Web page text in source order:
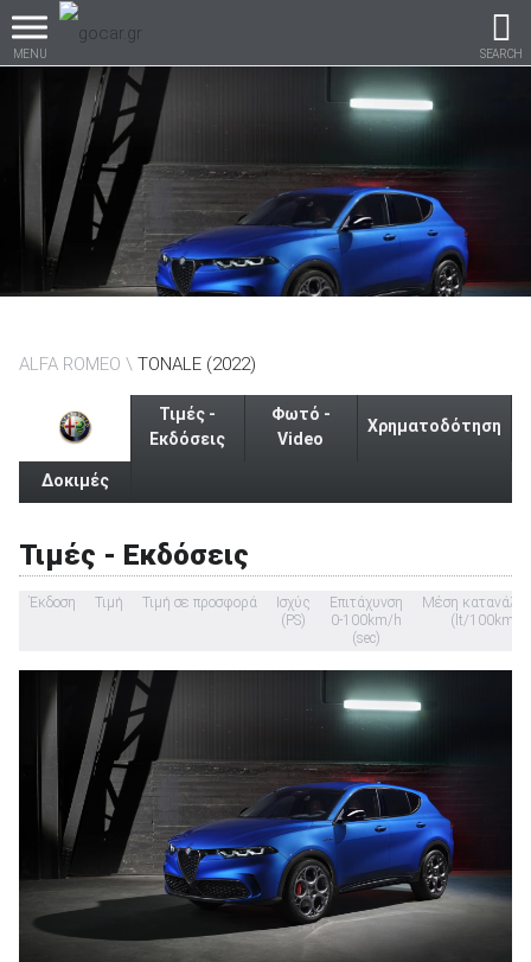
MENU SEARCH
Βρες τα πάντα για το
αυτοκίνητο!
βρες το!
Καινούρια
Μεταχειρισμένα
ΑΝΑΖΗΤΗΣΗ
ALFA ROMEO TONALE (2022)
Τιμές -
Εκδόσεις
Φωτό -
Video
Χρηματοδότηση
Δοκιμές
Τιμές - Εκδόσεις
Έκδοση Τιμή Τιμή σε προσφορά
Ισχύς
(PS)
Επιτάχυνση
0-100km/h
(sec)
Μέση
(lt/100km)